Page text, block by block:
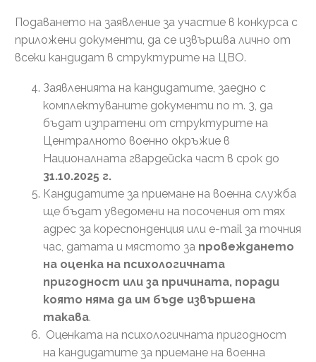
Подаването на заявление за участие в конкурса с
приложени документи, да се извършва лично от
всеки кандидат в структурите на ЦВО.
Заявленията на кандидатите, заедно с
комплектуваните документи по т. 3, да
бъдат изпратени от структурите на
Централното военно окръжие в
Националната гвардейска част в срок до
31.10.2025 г.
Кандидатите за приемане на военна служба
ще бъдат уведомени на посочения от тях
адрес за кореспонденция или е-mail за точния
час, датата и мястото за провеждането
на оценка на психологичната
пригодност или за причината, поради
която няма да им бъде извършена
такава.
Оценката на психологичната пригодност
на кандидатите за приемане на военна